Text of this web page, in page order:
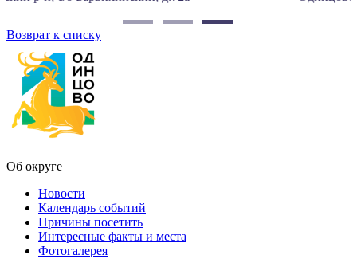
Возврат к списку
Об округе
Новости
Календарь событий
Причины посетить
Интересные факты и места
Фотогалерея